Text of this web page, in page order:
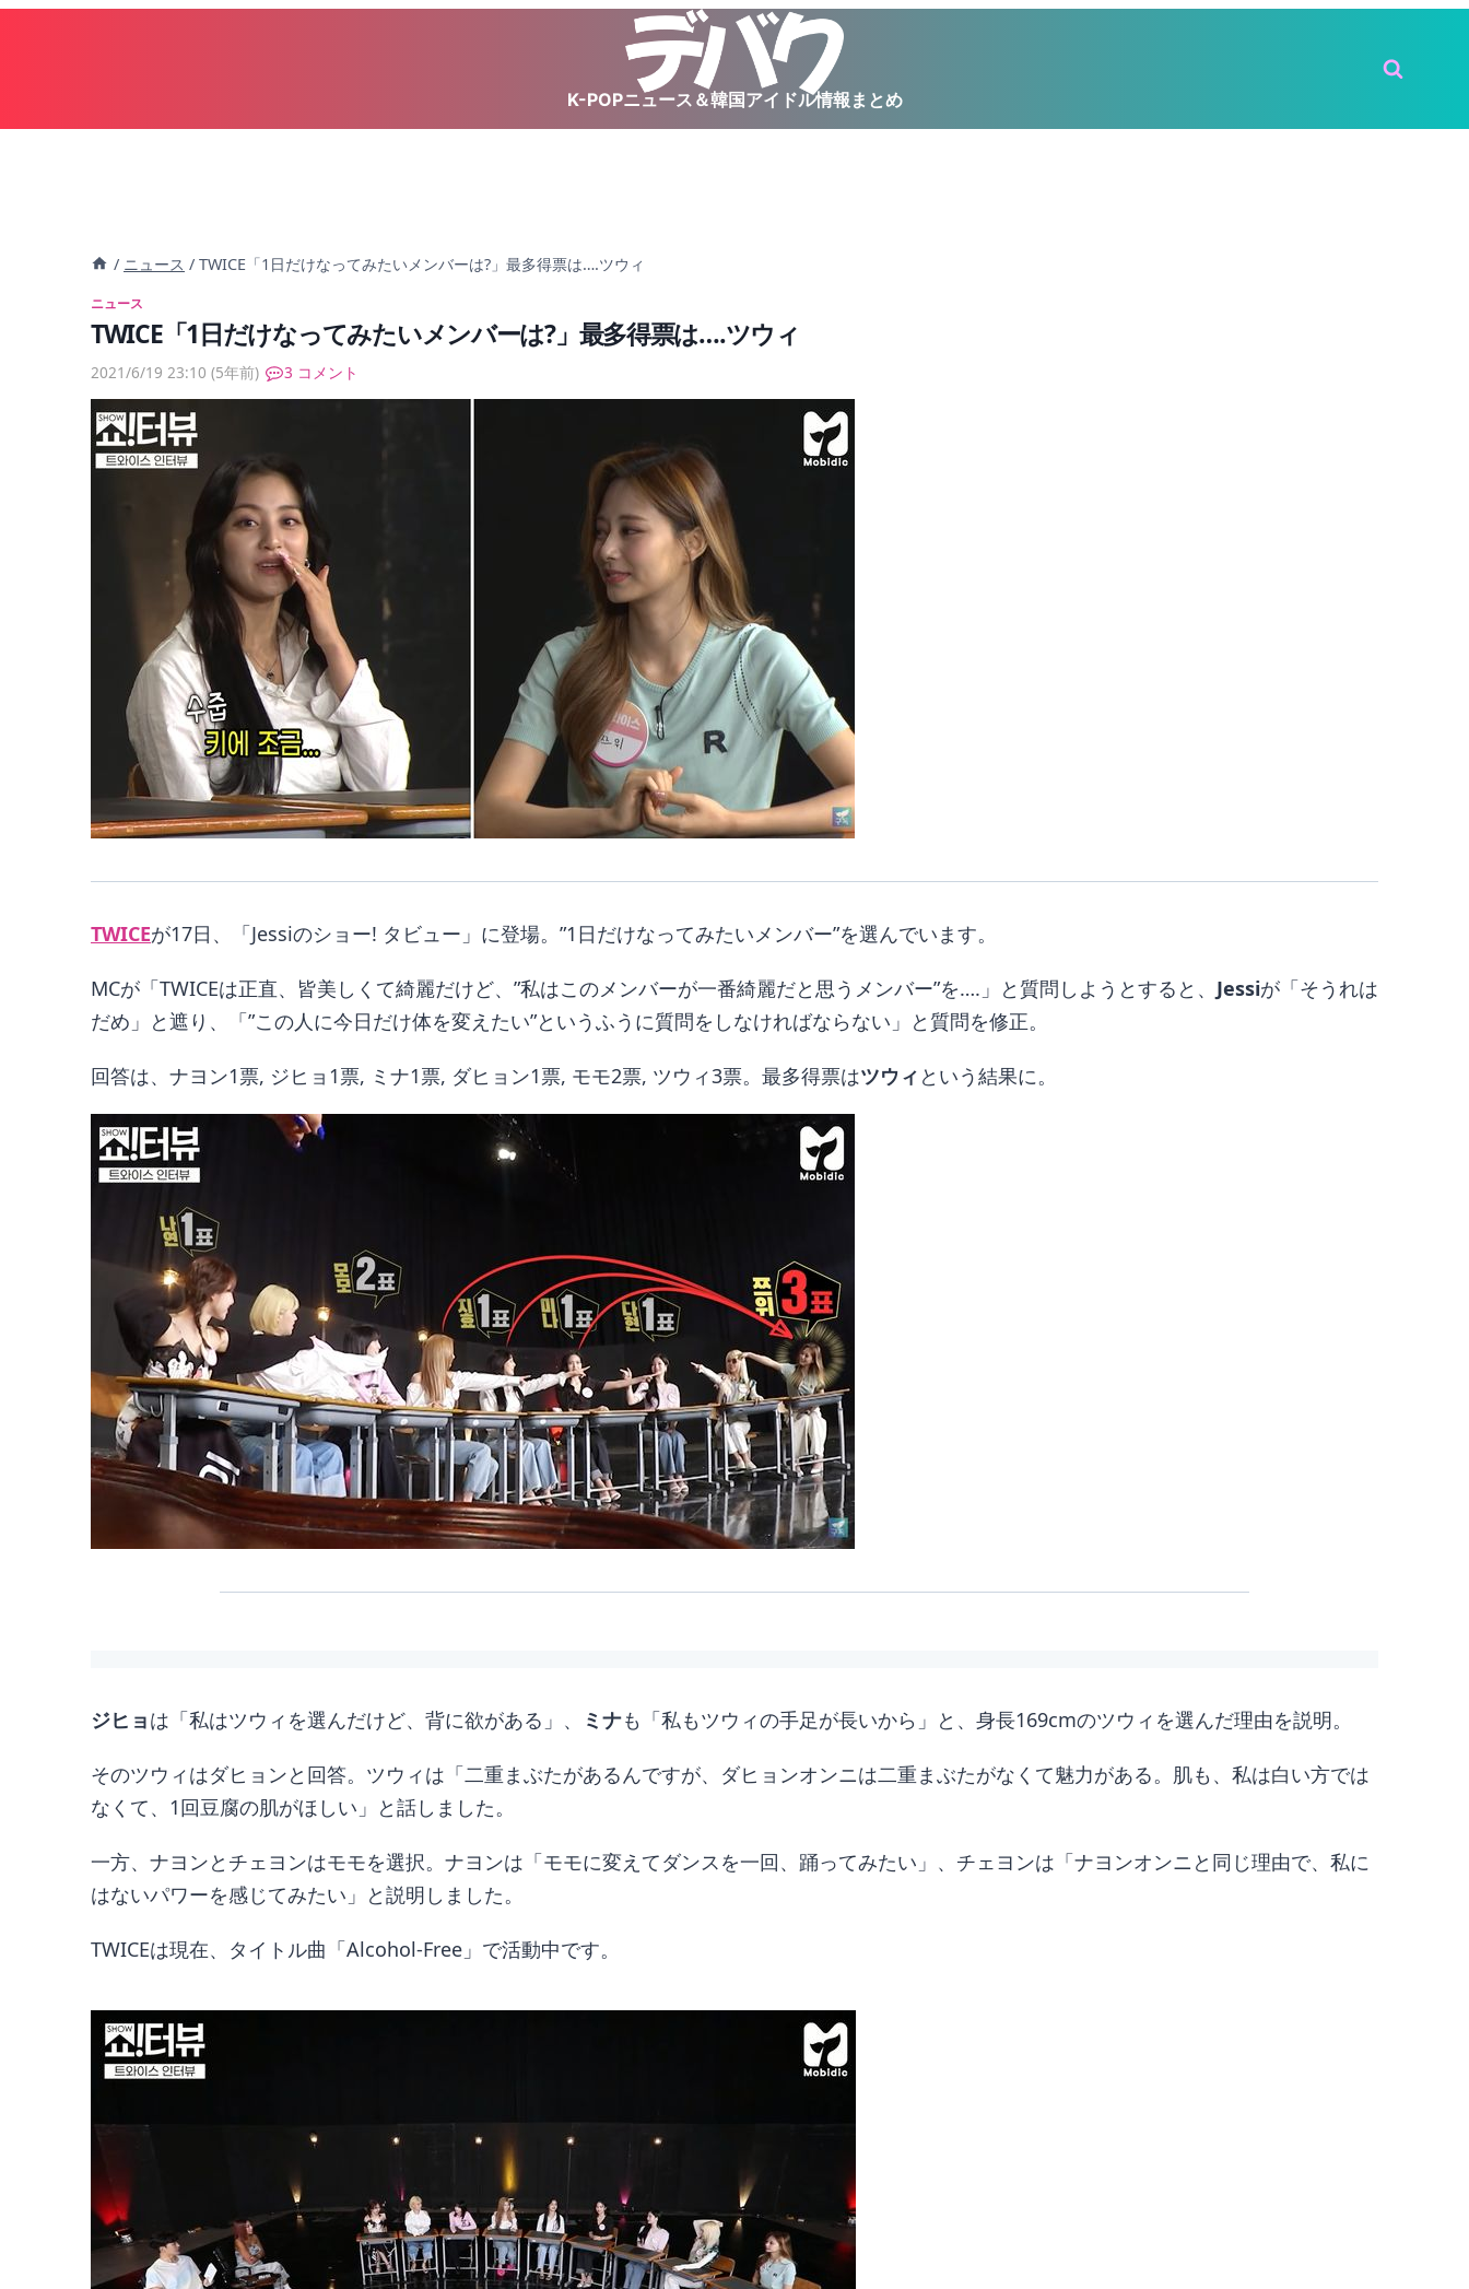
K-POPニュース＆韓国アイドル情報まとめ
/ ニュース / TWICE「1日だけなってみたいメンバーは?」最多得票は….ツウィ
ニュース
TWICE「1日だけなってみたいメンバーは?」最多得票は….ツウィ
2021/6/19 23:10 (5年前) 3 コメント
TWICEが17日、「​Jessiのショー! タビュー」に登場。”1日だけなってみたいメンバー”を選んでいます。
MCが「TWICEは正直、皆美しくて綺麗だけど、”私はこのメンバーが一番綺麗だと思うメンバー”を….」と質問しようとすると、 Jessiが「そうれは
だめ」と遮り、「”この人に今日だけ体を変えたい”というふうに質問をしなければならない」と質問を修正。
回答は、ナヨン1票, ジヒョ1票, ミナ1票, ダヒョン1票, モモ2票, ツウィ3票。最多得票はツウィ という結果に。
ジヒョは「私はツウィを選んだけど、背に欲がある」、 ミナも「私もツウィの手足が長いから」と、身長169cmのツウィを選んだ理由を説明。
そのツウィはダヒョンと回答。ツウィは「二重まぶたがあるんですが、ダヒョンオンニは二重まぶたがなくて魅力がある。肌も、私は白い方では
なくて、1回豆腐の肌がほしい」と話しました。
一方、ナヨンとチェヨンはモモを選択。ナヨンは「モモに変えてダンスを一回、踊ってみたい」、チェヨンは「ナヨンオンニと同じ理由で、私に
はないパワーを感じてみたい」と説明しました。
TWICEは現在、タイトル曲「Alcohol-Free」で活動中です。